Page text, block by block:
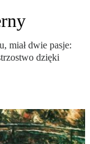
miał dwie pasje:
dzięki